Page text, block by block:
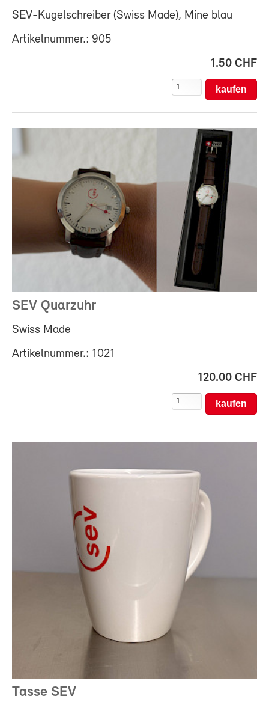
SEV-Kugelschreiber (Swiss Made), Mine blau
Artikelnummer.: 905
1.50 CHF
SEV Quarzuhr
Swiss Made
Artikelnummer.: 1021
120.00 CHF
Tasse SEV